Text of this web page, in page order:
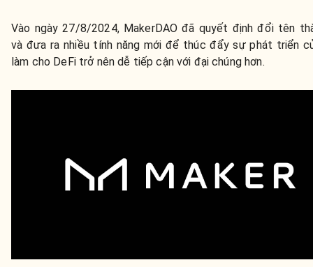
Vào ngày 27/8/2024, MakerDAO đã quyết định đổi tên
và đưa ra nhiều tính năng mới để thúc đẩy sự phát triển
làm cho DeFi trở nên dễ tiếp cận với đại chúng hơn.